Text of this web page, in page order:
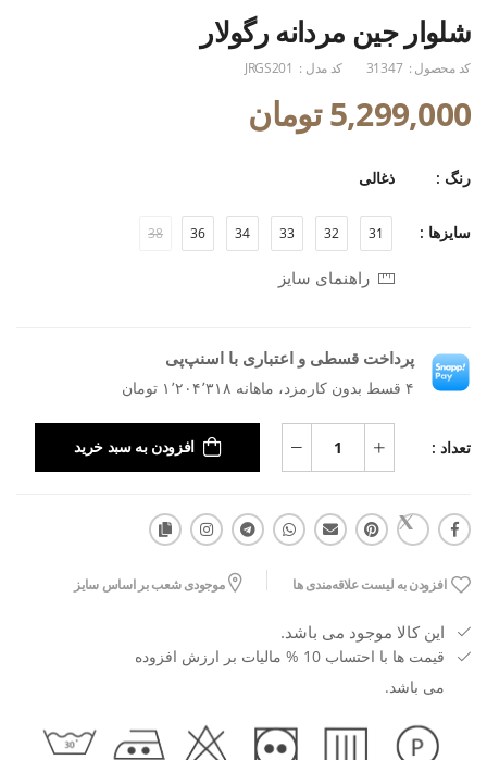
شلوار جین مردانه رگولار
کد محصول : 31347 کد مدل : JRGS201
5,299,000 تومان
رنگ : ذغالی
سایزها : 31
32
33
34
36
38
راهنمای سایز
پرداخت قسطی و اعتباری با اسنپ‌پی
۴ قسط بدون کارمزد، ماهانه ۱٬۲۰۴٬۳۱۸ تومان
تعداد : افزودن به سبد خرید
افزودن به لیست علاقه‌مندی ها موجودی شعب بر اساس سایز
این کالا موجود می باشد.
قیمت ها با احتساب 10 % مالیات بر ارزش افزوده
می باشد.